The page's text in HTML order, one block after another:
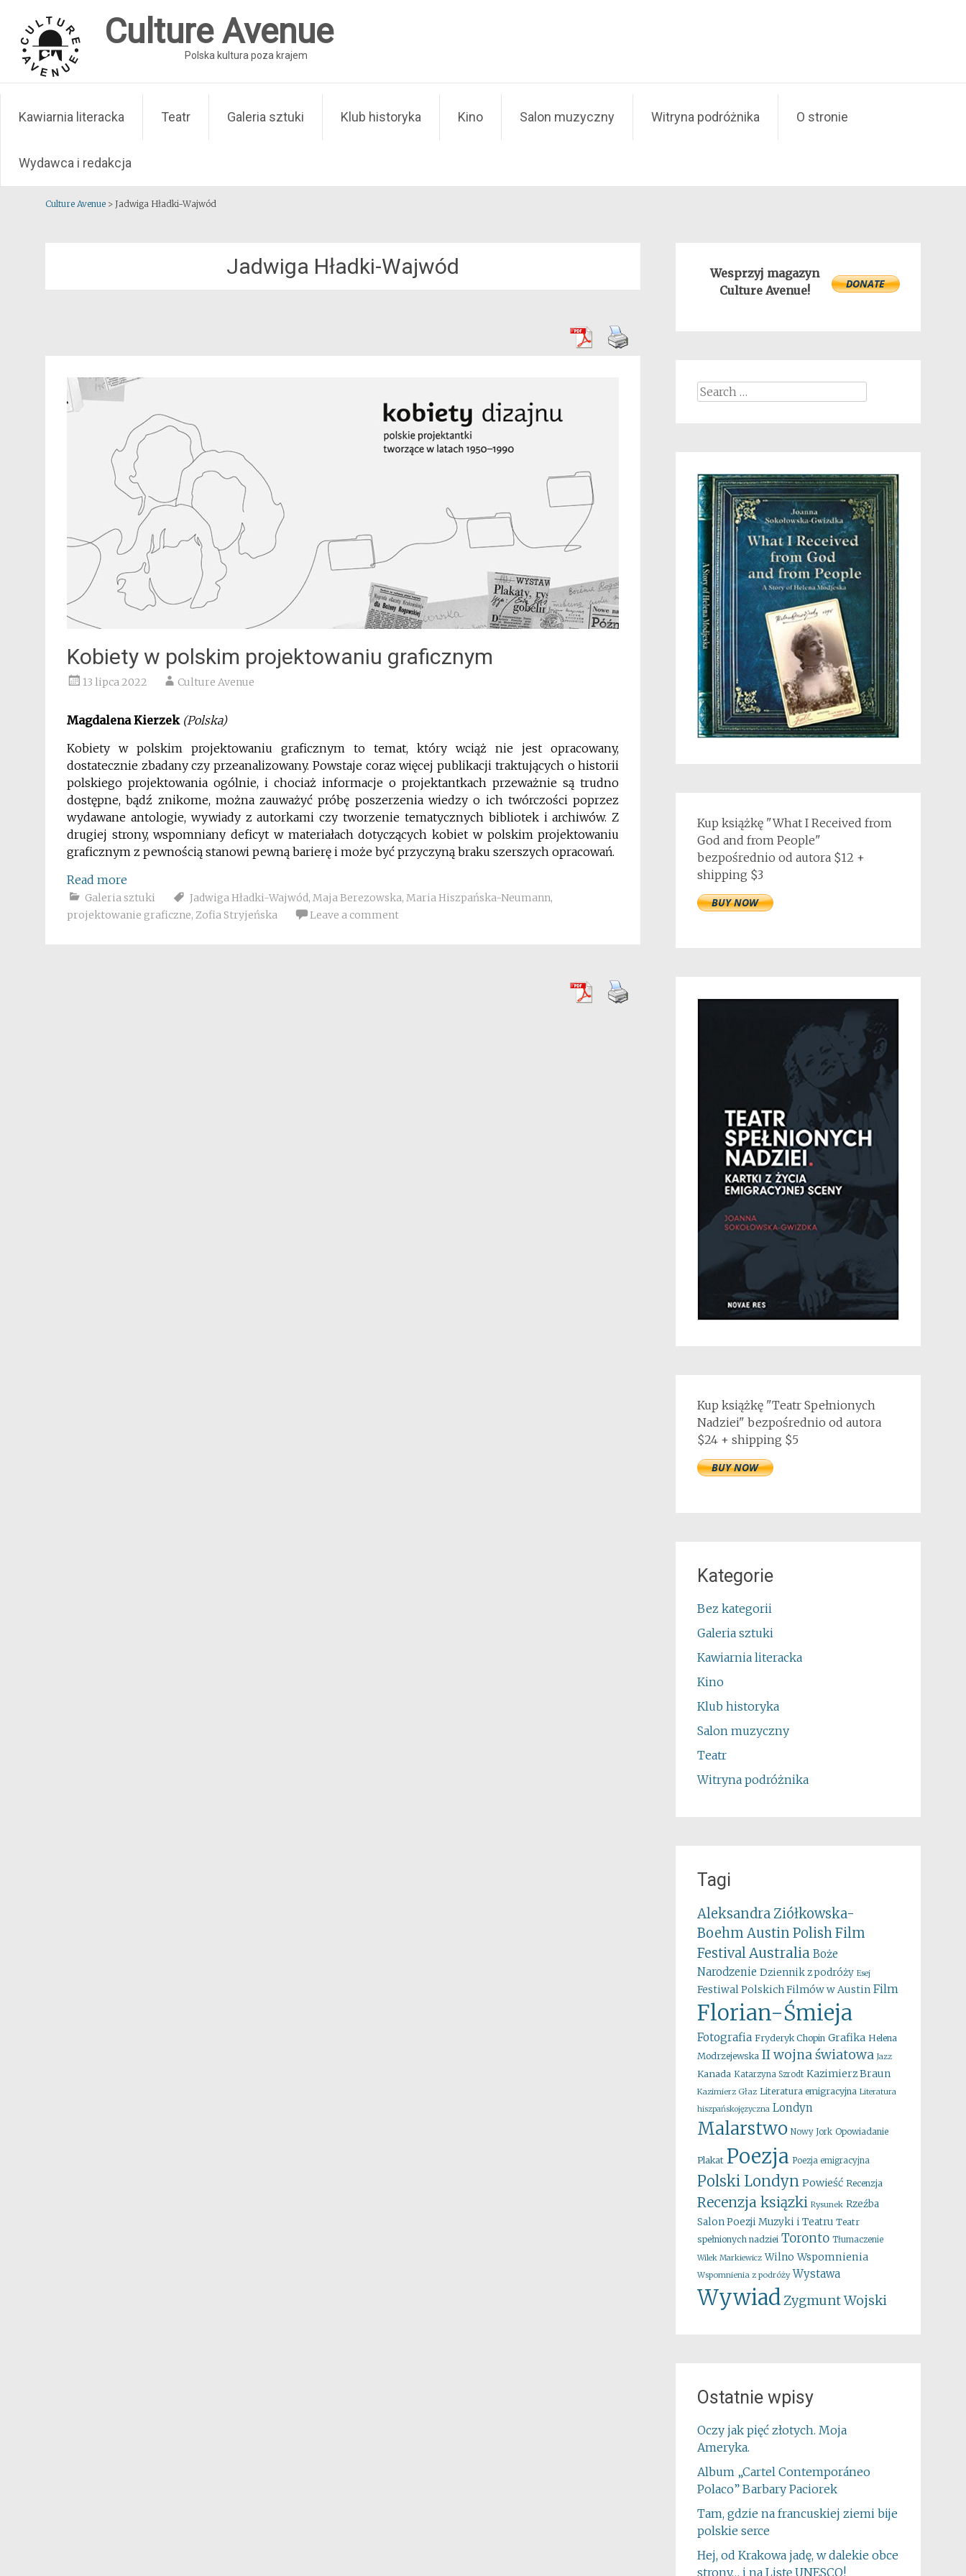
content
Culture Avenue
Polska kultura poza krajem
Kawiarnia literacka Teatr Galeria sztuki Klub historyka Kino Salon muzyczny Witryna podróżnika O stronie
Wydawca i redakcja
Culture Avenue > Jadwiga Hładki-Wajwód
Jadwiga Hładki-Wajwód
Kobiety w polskim projektowaniu graficznym
13 lipca 2022 Culture Avenue
Magdalena Kierzek (Polska)
Kobiety w polskim projektowaniu graficznym to temat, który wciąż nie jest opracowany,
dostatecznie zbadany czy przeanalizowany. Powstaje coraz więcej publikacji traktujących o historii
polskiego projektowania ogólnie, i chociaż informacje o projektantkach przeważnie są trudno
dostępne, bądź znikome, można zauważyć próbę poszerzenia wiedzy o ich twórczości poprzez
wydawane antologie, wywiady z autorkami czy tworzenie tematycznych bibliotek i archiwów. Z
drugiej strony, wspomniany deficyt w materiałach dotyczących kobiet w polskim projektowaniu
graficznym z pewnością stanowi pewną barierę i może być przyczyną braku szerszych opracowań.
Read more
Galeria sztuki Jadwiga Hładki-Wajwód, Maja Berezowska, Maria Hiszpańska-Neumann,
projektowanie graficzne, Zofia Stryjeńska Leave a comment
Wesprzyj magazyn
Culture Avenue!
Search
Kup książkę "What I Received from
God and from People"
bezpośrednio od autora $12 +
shipping $3
Kup książkę "Teatr Spełnionych
Nadziei" bezpośrednio od autora
$24 + shipping $5
Kategorie
Bez kategorii
Galeria sztuki
Kawiarnia literacka
Kino
Klub historyka
Salon muzyczny
Teatr
Witryna podróżnika
Tagi
Aleksandra Ziółkowska-
Boehm Austin Polish Film
FestivalAustralia Boże
Narodzenie Dziennik z podróży Esej
Festiwal Polskich Filmów w Austin Film
Florian-Śmieja
Fotografia Fryderyk Chopin Grafika Helena
Modrzejewska II wojna światowa Jazz
Kanada Katarzyna Szrodt Kazimierz Braun
Kazimierz Głaz Literatura emigracyjna Literatura
hiszpańskojęzyczna Londyn
Malarstwo Nowy Jork Opowiadanie
Plakat Poezja Poezja emigracyjna
Polski Londyn Powieść Recenzja
Recenzja ksiązki Rysunek Rzeźba
Salon Poezji Muzyki i Teatru Teatr
spełnionych nadziei Toronto Tłumaczenie
Wilek Markiewicz Wilno Wspomnienia
Wspomnienia z podróży Wystawa
WywiadZygmunt Wojski
Ostatnie wpisy
Oczy jak pięć złotych. Moja
Ameryka.
Album „Cartel Contemporáneo
Polaco” Barbary Paciorek
Tam, gdzie na francuskiej ziemi bije
polskie serce
Hej, od Krakowa jadę, w dalekie obce
strony… i na Listę UNESCO!